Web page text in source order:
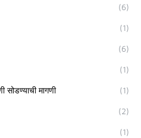
(6)
(1)
(6)
(1)
सोडण्याची मागणी (1)
(2)
(1)